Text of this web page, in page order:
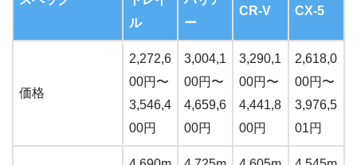
ル
ー
CR-V
CX-5
価格
2,272,6
00円〜
3,546,4
00円
3,004,1
00円〜
4,659,6
00円
3,290,1
00円〜
4,441,8
00円
2,618,0
00円〜
3,976,5
01円